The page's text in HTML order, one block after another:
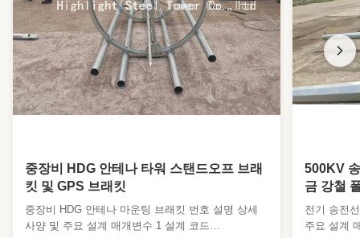
중장비 HDG 안테나 타워 스탠드오프 브래
킷 및 GPS 브래킷
중장비 HDG 안테나 마운팅 브래킷 번호 설명 상세
사양 및 주요 설계 매개변수 1 설계 코드
500KV
금 강철
전기 송전
주요 설계